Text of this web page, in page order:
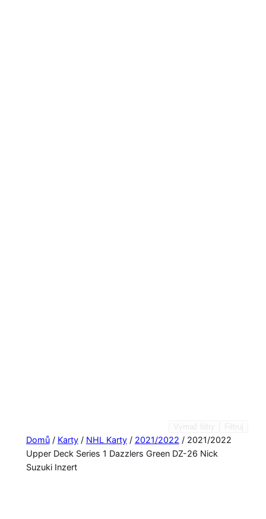
Domů/ Karty/ NHL Karty/ 2021/2022 / 2021/2022
Upper Deck Series 1 Dazzlers Green DZ-26 Nick
Suzuki Inzert